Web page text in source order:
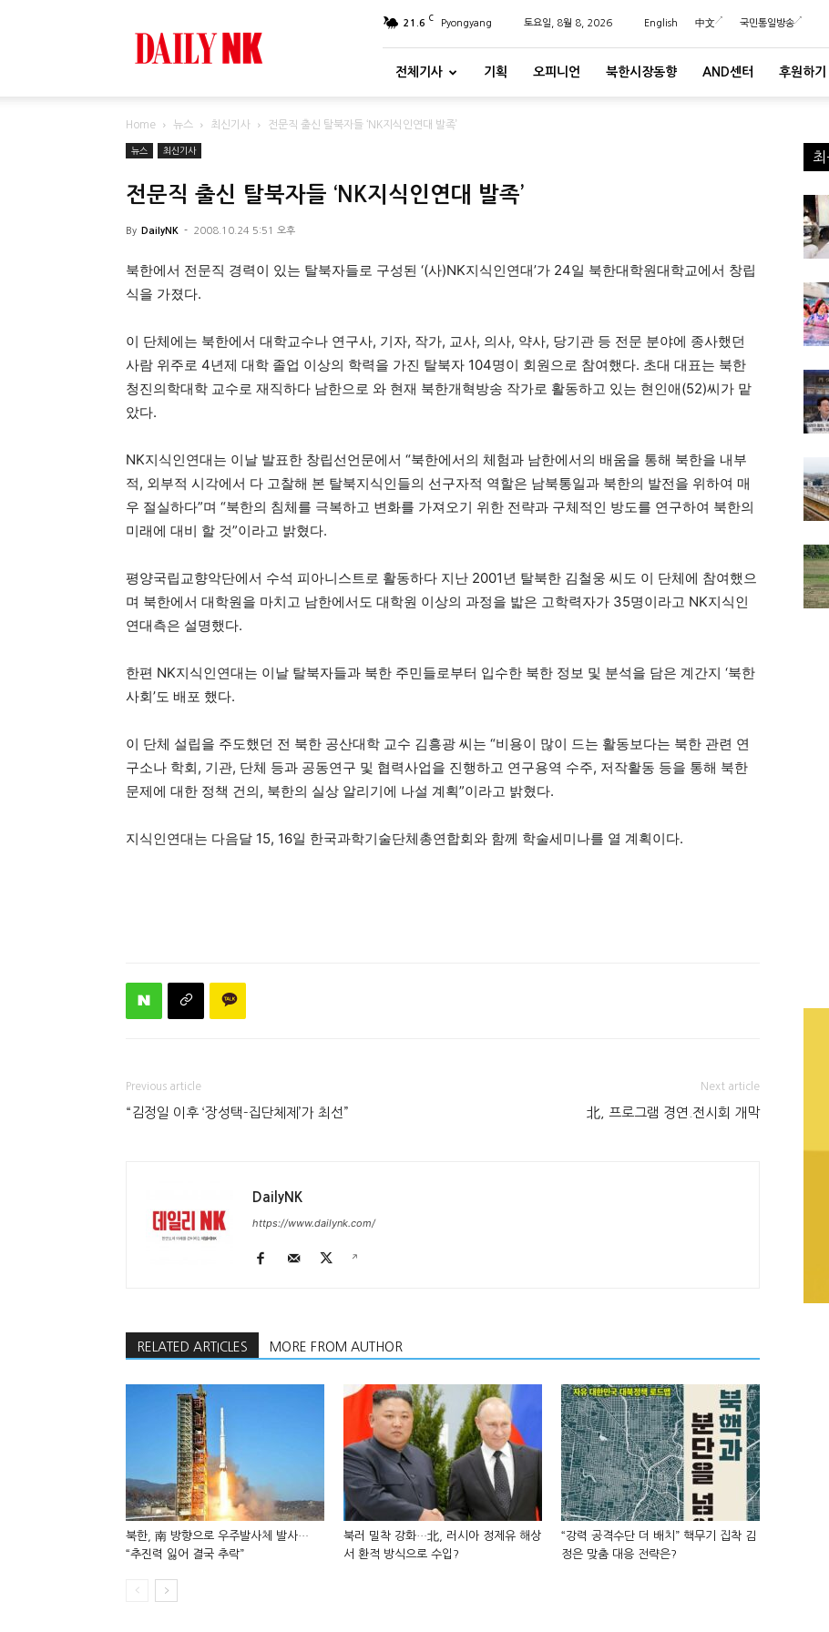
21.6 C Pyongyang 토요일, 8월 8, 2026 English 中文 국민통일방송
전체기사 기획 오피니언 북한시장동향 AND센터 후원하기
Home 뉴스 최신기사 전문직 출신 탈북자들 ‘NK지식인연대 발족’
뉴스 최신기사
전문직 출신 탈북자들 ‘NK지식인연대 발족’
By DailyNK - 2008.10.24 5:51 오후
북한에서 전문직 경력이 있는 탈북자들로 구성된 ‘(사)NK지식인연대’가 24일 북한대학원대학교에서 창립
식을 가졌다.
이 단체에는 북한에서 대학교수나 연구사, 기자, 작가, 교사, 의사, 약사, 당기관 등 전문 분야에 종사했던
사람 위주로 4년제 대학 졸업 이상의 학력을 가진 탈북자 104명이 회원으로 참여했다. 초대 대표는 북한
청진의학대학 교수로 재직하다 남한으로 와 현재 북한개혁방송 작가로 활동하고 있는 현인애(52)씨가 맡
았다.
NK지식인연대는 이날 발표한 창립선언문에서 “북한에서의 체험과 남한에서의 배움을 통해 북한을 내부
적, 외부적 시각에서 다 고찰해 본 탈북지식인들의 선구자적 역할은 남북통일과 북한의 발전을 위하여 매
우 절실하다”며 “북한의 침체를 극복하고 변화를 가져오기 위한 전략과 구체적인 방도를 연구하여 북한의
미래에 대비 할 것”이라고 밝혔다.
평양국립교향악단에서 수석 피아니스트로 활동하다 지난 2001년 탈북한 김철웅 씨도 이 단체에 참여했으
며 북한에서 대학원을 마치고 남한에서도 대학원 이상의 과정을 밟은 고학력자가 35명이라고 NK지식인
연대측은 설명했다.
한편 NK지식인연대는 이날 탈북자들과 북한 주민들로부터 입수한 북한 정보 및 분석을 담은 계간지 ‘북한
사회’도 배포 했다.
이 단체 설립을 주도했던 전 북한 공산대학 교수 김흥광 씨는 “비용이 많이 드는 활동보다는 북한 관련 연
구소나 학회, 기관, 단체 등과 공동연구 및 협력사업을 진행하고 연구용역 수주, 저작활동 등을 통해 북한
문제에 대한 정책 건의, 북한의 실상 알리기에 나설 계획”이라고 밝혔다.
지식인연대는 다음달 15, 16일 한국과학기술단체총연합회와 함께 학술세미나를 열 계획이다.
Previous article
“김정일 이후 ‘장성택-집단체제’가 최선”
Next article
北, 프로그램 경연.전시회 개막
DailyNK
https://www.dailynk.com/
RELATED ARTICLES MORE FROM AUTHOR
북한, 南 방향으로 우주발사체 발사…
“추진력 잃어 결국 추락”
북러 밀착 강화…北, 러시아 정제유 해상
서 환적 방식으로 수입?
“강력 공격수단 더 배치” 핵무기 집착 김
정은 맞춤 대응 전략은?